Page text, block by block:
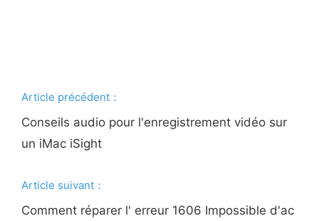
Article précédent：
Conseils audio pour l'enregistrement vidéo sur
un iMac iSight
Article suivant：
Comment réparer l' erreur 1606 Impossible d'ac